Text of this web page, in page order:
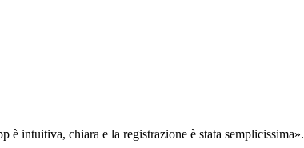
intuitiva, chiara e la registrazione è stata semplicissima».